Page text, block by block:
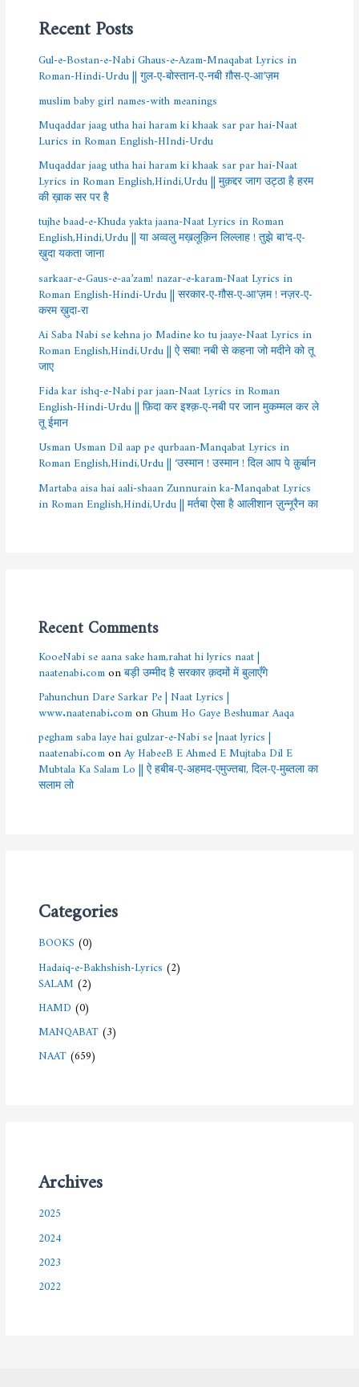
Recent Posts
Gul-e-Bostan-e-Nabi Ghaus-e-Azam-Mnaqabat Lyrics in
Roman-Hindi-Urdu || गुल-ए-बोस्तान-ए-नबी ग़ौस-ए-आ’ज़म
muslim baby girl names-with meanings
Muqaddar jaag utha hai haram ki khaak sar par hai-Naat
Lurics in Roman English-HIndi-Urdu
Muqaddar jaag utha hai haram ki khaak sar par hai-Naat
Lyrics in Roman English,Hindi,Urdu || मुक़द्दर जाग उट्ठा है हरम
की ख़ाक सर पर है
tujhe baad-e-Khuda yakta jaana-Naat Lyrics in Roman
English,Hindi,Urdu || या अव्वलु मख़लूक़िन लिल्लाह ! तुझे बा’द-ए-
ख़ुदा यकता जाना
sarkaar-e-Gaus-e-aa’zam! nazar-e-karam-Naat Lyrics in
Roman English-Hindi-Urdu || सरकार-ए-ग़ौस-ए-आ’ज़म ! नज़र-ए-
करम ख़ुदा-रा
Ai Saba Nabi se kehna jo Madine ko tu jaaye-Naat Lyrics in
Roman English,Hindi,Urdu || ऐ सबा! नबी से कहना जो मदीने को तू
जाए
Fida kar ishq-e-Nabi par jaan-Naat Lyrics in Roman
English-Hindi-Urdu || फ़िदा कर इश्क़-ए-नबी पर जान मुकम्मल कर ले
तू ईमान
Usman Usman Dil aap pe qurbaan-Manqabat Lyrics in
Roman English,Hindi,Urdu || ‘उस्मान ! उस्मान ! दिल आप पे क़ुर्बान
Martaba aisa hai aali-shaan Zunnurain ka-Manqabat Lyrics
in Roman English,Hindi,Urdu || मर्तबा ऐसा है आलीशान ज़ुन्नूरैन का
Recent Comments
KooeNabi se aana sake ham,rahat hi lyrics naat |
naatenabi.comonबड़ी उम्मीद है सरकार क़दमों में बुलाएँगे
Pahunchun Dare Sarkar Pe | Naat Lyrics |
www.naatenabi.comonGhum Ho Gaye Beshumar Aaqa
pegham saba laye hai gulzar-e-Nabi se |naat lyrics |
naatenabi.comonAy HabeeB E Ahmed E Mujtaba Dil E
Mubtala Ka Salam Lo || ऐ हबीब-ए-अहमद-एमुज्तबा, दिल-ए-मुब्तला का
सलाम लो
Categories
BOOKS(0)
Hadaiq-e-Bakhshish-Lyrics(2)
SALAM(2)
HAMD(0)
MANQABAT(3)
NAAT(659)
Archives
2025
2024
2023
2022